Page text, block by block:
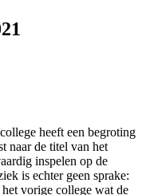
heeft een begroting
naar de titel van het
inspelen op de
is echter geen sprake:
vorige college wat de